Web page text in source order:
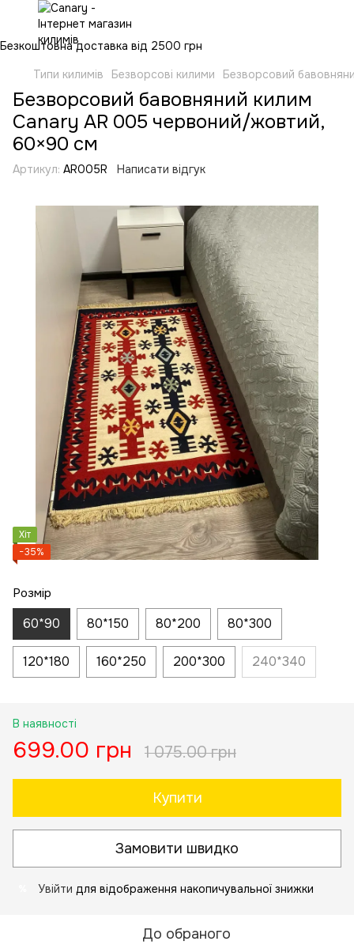
Безкоштовна доставка від 2500 грн
Типи килимів
Безворсові килими Безворсовий
Безворсовий бавовняний килим
Canary AR 005 червоний/жовтий,
60×90 см
Артикул: AR005R Написати відгук
Хіт
−35%
Розмір
60*90 80*150 80*200 80*300
120*180 160*250 200*300 240*340
В наявності
699.00 грн 1 075.00 грн
Купити
Замовити швидко
Увійти для відображення накопичувальної знижки
До обраного